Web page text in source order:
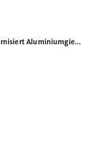
Benteler&nbsp;modernisiert Aluminiumgießerei in Raufoss